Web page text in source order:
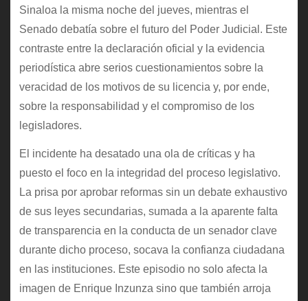
Sinaloa la misma noche del jueves, mientras el
Senado debatía sobre el futuro del Poder Judicial. Este
contraste entre la declaración oficial y la evidencia
periodística abre serios cuestionamientos sobre la
veracidad de los motivos de su licencia y, por ende,
sobre la responsabilidad y el compromiso de los
legisladores.
El incidente ha desatado una ola de críticas y ha
puesto el foco en la integridad del proceso legislativo.
La prisa por aprobar reformas sin un debate exhaustivo
de sus leyes secundarias, sumada a la aparente falta
de transparencia en la conducta de un senador clave
durante dicho proceso, socava la confianza ciudadana
en las instituciones. Este episodio no solo afecta la
imagen de Enrique Inzunza sino que también arroja